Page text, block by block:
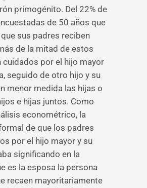
primogénito. Del 22% de
de 50 años que
sus padres reciben
de la mitad de estos
cuidados por el hijo mayor
seguido de otro hijo y su
menor medida las hijas o
e hijas juntos. Como
econométrico, la
de que los padres
por el hijo mayor y su
significando en la
es la esposa la persona
recaen mayoritariamente